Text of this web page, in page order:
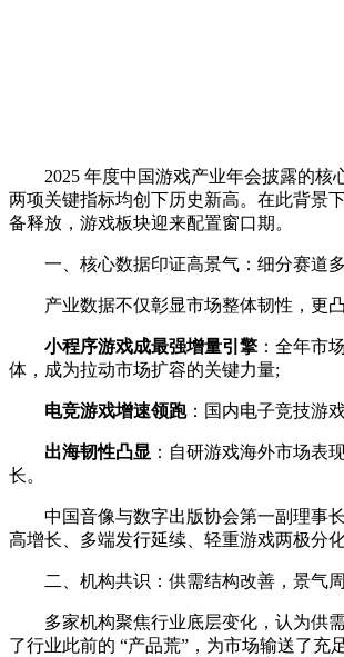
2025 年度中国游戏产业年会披露的核心
两项关键指标均创下历史新高。在此背景
备释放，游戏板块迎来配置窗口期。
一、核心数据印证高景气：细分赛道
产业数据不仅彰显市场整体韧性，更凸
小程序游戏成最强增量引擎 ：全年市
体，成为拉动市场扩容的关键力量;
电竞游戏增速领跑：国内电子竞技游
出海韧性凸显 ：自研游戏海外市场表
长。
中国音像与数字出版协会第一副理事长
高增长、多端发行延续、轻重游戏两极分
二、机构共识：供需结构改善，景气
多家机构聚焦行业底层变化，认为供需
了行业此前的 “产品荒”，为市场输送了充